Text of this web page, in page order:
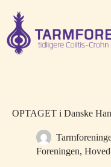
indhold
OPTAGET i Danske
Foreningen,